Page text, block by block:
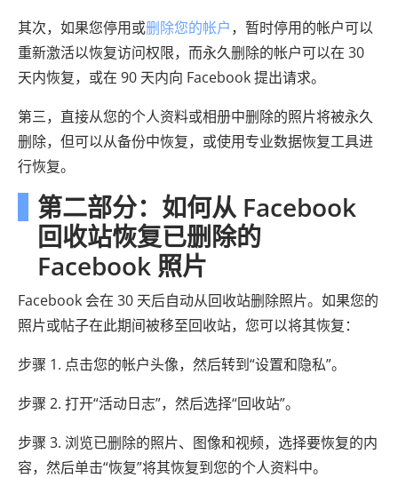
其次，如果您停用或删除您的帐户，暂时停用的帐户可以
重新激活以恢复访问权限，而永久删除的帐户可以在 30
天内恢复，或在 90 天内向 Facebook 提出请求。
第三，直接从您的个人资料或相册中删除的照片将被永久
删除，但可以从备份中恢复，或使用专业数据恢复工具进
行恢复。
第二部分：如何从 Facebook
回收站恢复已删除的
Facebook 照片
Facebook 会在 30 天后自动从回收站删除照片。如果您的
照片或帖子在此期间被移至回收站，您可以将其恢复：
步骤 1. 点击您的帐户头像，然后转到“设置和隐私”。
步骤 2. 打开“活动日志”，然后选择“回收站”。
步骤 3. 浏览已删除的照片、图像和视频，选择要恢复的内
容，然后单击“恢复”将其恢复到您的个人资料中。